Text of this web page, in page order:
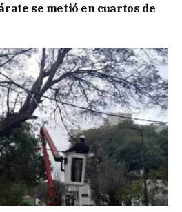
se metió en cuartos de